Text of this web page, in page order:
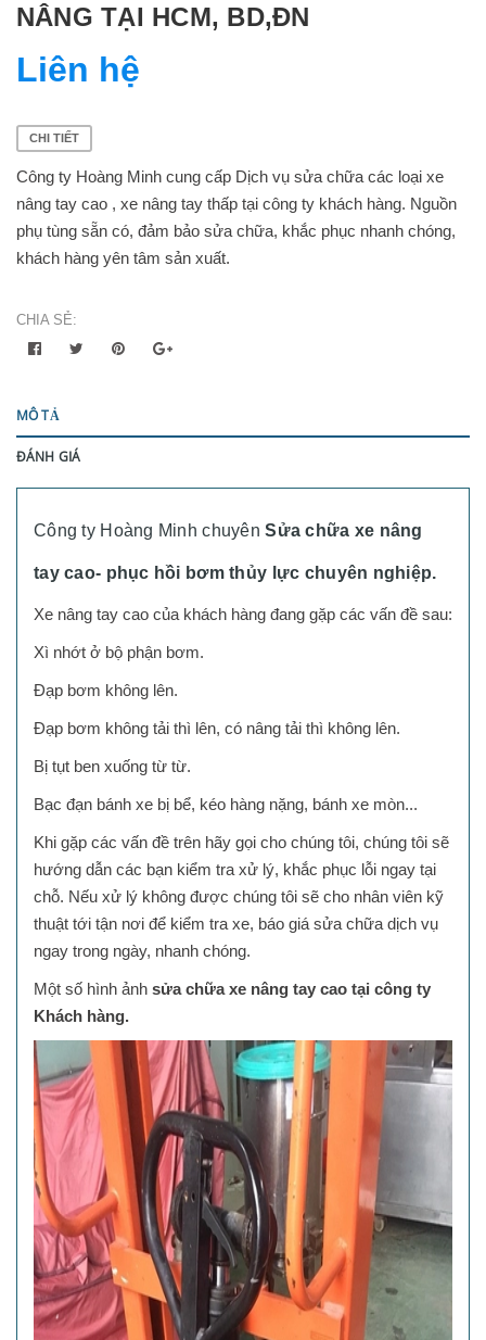
NÂNG TẠI HCM, BD,ĐN
Liên hệ
CHI TIẾT
Công ty Hoàng Minh cung cấp Dịch vụ sửa chữa các loại xe
nâng tay cao , xe nâng tay thấp tại công ty khách hàng. Nguồn
phụ tùng sẵn có, đảm bảo sửa chữa, khắc phục nhanh chóng,
khách hàng yên tâm sản xuất.
CHIA SẺ:
MÔ TẢ
ĐÁNH GIÁ
Công ty Hoàng Minh chuyênSửa chữa xe nâng
tay cao- phục hồi bơm thủy lực chuyên nghiệp.
Xe nâng tay cao của khách hàng đang gặp các vấn đề sau:
Xì nhớt ở bộ phận bơm.
Đạp bơm không lên.
Đạp bơm không tải thì lên, có nâng tải thì không lên.
Bị tụt ben xuống từ từ.
Bạc đạn bánh xe bị bể, kéo hàng nặng, bánh xe mòn...
Khi gặp các vấn đề trên hãy gọi cho chúng tôi, chúng tôi sẽ
hướng dẫn các bạn kiểm tra xử lý, khắc phục lỗi ngay tại
chỗ. Nếu xử lý không được chúng tôi sẽ cho nhân viên kỹ
thuật tới tận nơi để kiểm tra xe, báo giá sửa chữa dịch vụ
ngay trong ngày, nhanh chóng.
Một số hình ảnh sửa chữa xe nâng tay cao tại công ty
Khách hàng.